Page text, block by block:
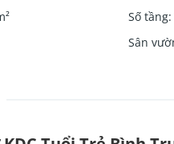
Số tầng:
Sân